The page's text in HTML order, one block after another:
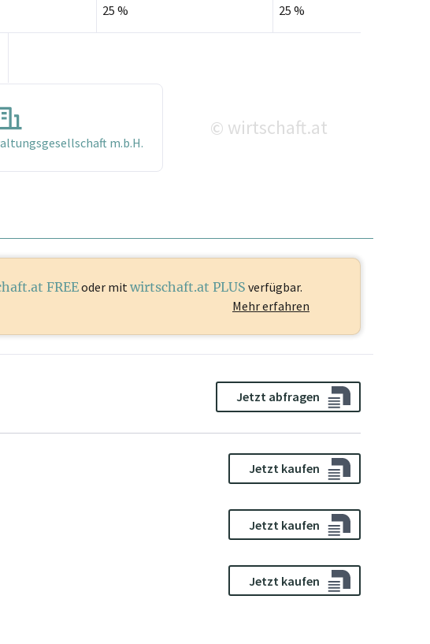
25 % 25 %
m.b.H.
© wirtschaft.at
FREEoder mit wirtschaft.at PLUS verfügbar.
Mehr erfahren
Jetzt abfragen
Jetzt kaufen
Jetzt kaufen
Jetzt kaufen